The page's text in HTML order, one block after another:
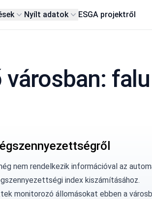
Nyílt adatok ESGA projektről
nem rendelkezik információval az
index kiszámításához.
monitorozó állomásokat ebben a